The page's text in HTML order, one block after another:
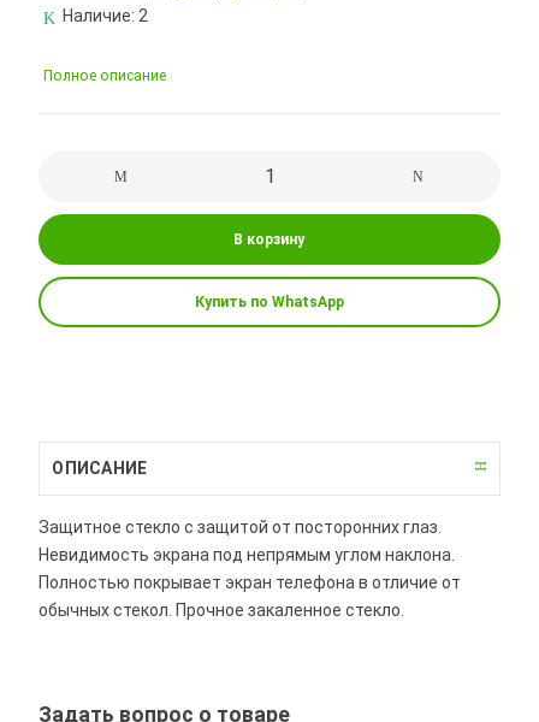
Наличие: 2
Полное описание
В корзину
Купить по WhatsApp
ОПИСАНИЕ
Защитное стекло с защитой от посторонних глаз.
Невидимость экрана под непрямым углом наклона.
Полностью покрывает экран телефона в отличие от
обычных стекол. Прочное закаленное стекло.
Задать вопрос о товаре